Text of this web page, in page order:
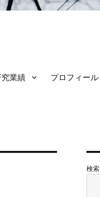
業績 プロフィール
検索